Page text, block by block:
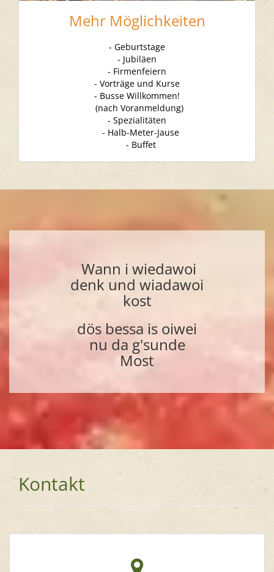
Mehr Möglichkeiten
- Geburtstage
- Jubiläen
- Firmenfeiern
- Vorträge und Kurse
- Busse Willkommen!
(nach Voranmeldung)
- Spezialitäten
- Halb-Meter-Jause
- Buffet
Wann i wiedawoi
denk und wiadawoi
kost
dös bessa is oiwei
nu da g'sunde
Most
Kontakt